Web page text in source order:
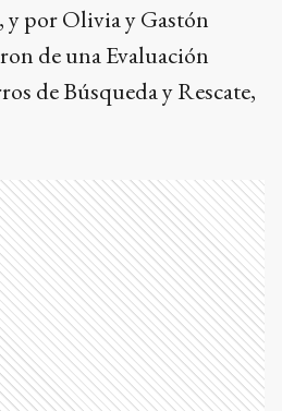
y por Olivia y Gastón
de una Evaluación
de Búsqueda y Rescate,